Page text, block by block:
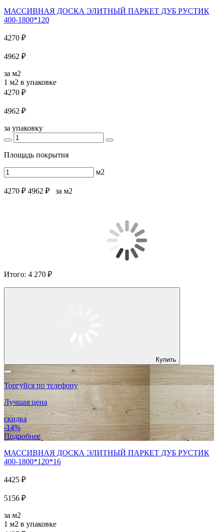
МАССИВНАЯ ДОСКА ЭЛИТНЫЙ ПАРКЕТ ДУБ РУСТИК
400-1800*120
4270 ₽
4962 ₽
за м2
1 м2 в упаковке
4270 ₽
4962 ₽
за упаковку
Площадь покрытия
м2
4270 ₽ 4962 ₽ за м2
Итого: 4 270 ₽
Купить
Торгуйся по телефону
Лучшая цена
скидка
-14%
Подробнее
МАССИВНАЯ ДОСКА ЭЛИТНЫЙ ПАРКЕТ ДУБ РУСТИК
400-1800*120*16
4425 ₽
5156 ₽
за м2
1 м2 в упаковке